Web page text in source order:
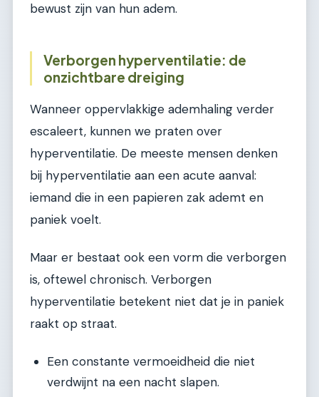
bewust zijn van hun adem.
Verborgen hyperventilatie: de
onzichtbare dreiging
Wanneer oppervlakkige ademhaling verder
escaleert, kunnen we praten over
hyperventilatie. De meeste mensen denken
bij hyperventilatie aan een acute aanval:
iemand die in een papieren zak ademt en
paniek voelt.
Maar er bestaat ook een vorm die verborgen
is, oftewel chronisch. Verborgen
hyperventilatie betekent niet dat je in paniek
raakt op straat.
Een constante vermoeidheid die niet
verdwijnt na een nacht slapen.